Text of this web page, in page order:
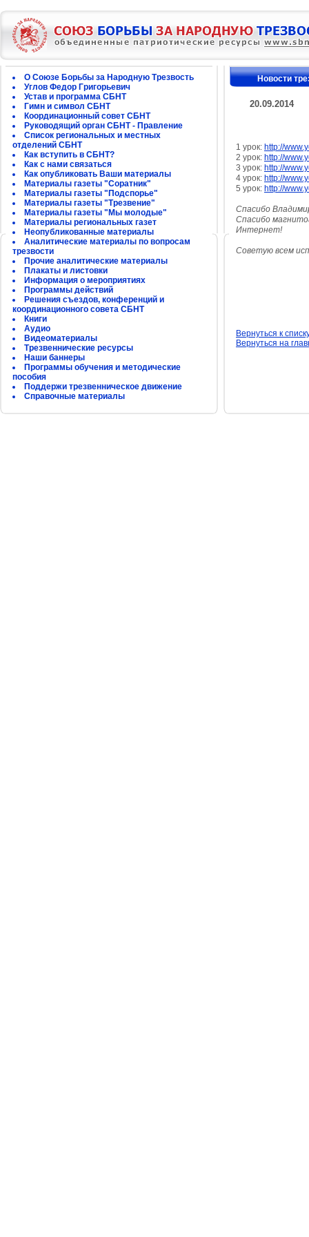
О Союзе Борьбы за Народную Трезвость
Углов Федор Григорьевич
Устав и программа СБНТ
Гимн и символ СБНТ
Координационный совет СБНТ
Руководящий орган СБНТ - Правление
Список региональных и местных
отделений СБНТ
Как вступить в СБНТ?
Как с нами связаться
Как опубликовать Ваши материалы
Материалы газеты "Соратник"
Материалы газеты "Подспорье"
Материалы газеты "Трезвение"
Материалы газеты "Мы молодые"
Материалы региональных газет
Неопубликованные материалы
Аналитические материалы по вопросам
трезвости
Прочие аналитические материалы
Плакаты и листовки
Информация о мероприятиях
Программы действий
Решения съездов, конференций и
координационного совета СБНТ
Книги
Аудио
Видеоматериалы
Трезвеннические ресурсы
Наши баннеры
Программы обучения и методические
пособия
Поддержи трезвенническое движение
Справочные материалы
Новости
20.09.2014
1 урок: http://
2 урок: http://
3 урок: http://
4 урок: http://
5 урок: http://
Спасибо
Спасибо
Интернет!
Советую всем
Вернуться к
Вернуться на